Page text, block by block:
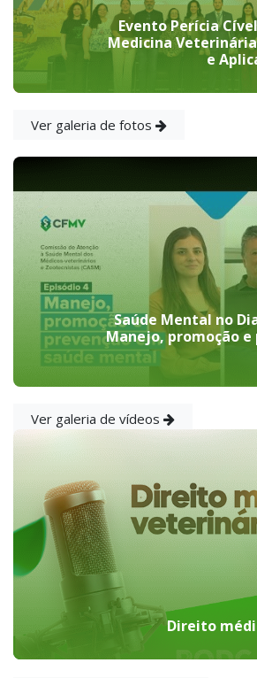
Evento Perícia
Medicina
e
Ver galeria de fotos
Saúde Mental no
Manejo, promoção e
Ver galeria de vídeos
Direito